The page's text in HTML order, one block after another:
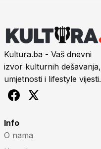
Kultura.ba - Vaš dnevni
izvor kulturnih dešavanja,
umjetnosti i lifestyle vijesti.
Info
O nama